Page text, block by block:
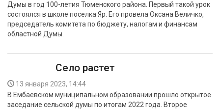
Думы в год 100-летия Тюменского района. Первый такой урок
состоялся в школе поселка Яр. Его провела Оксана Величко,
председатель комитета по бюджету, налогам и финансам
областной Думы.
Село растет
13 января 2023, 14:44
В Ембаевском муниципальном образовании прошло открытое
заседание сельской думы по итогам 2022 года. Второе